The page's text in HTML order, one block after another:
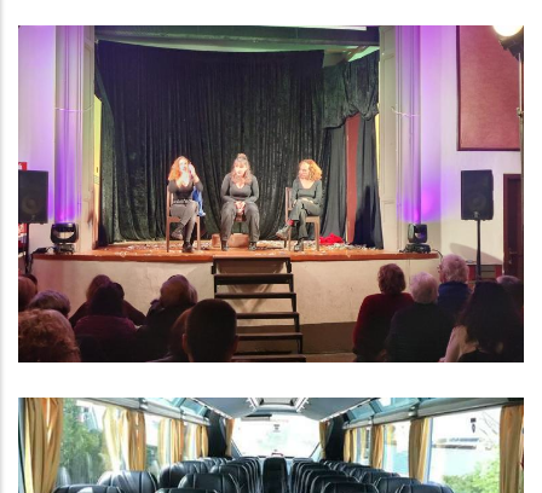
Acte Comarcal Amb Motiu Del 8M
S. socials